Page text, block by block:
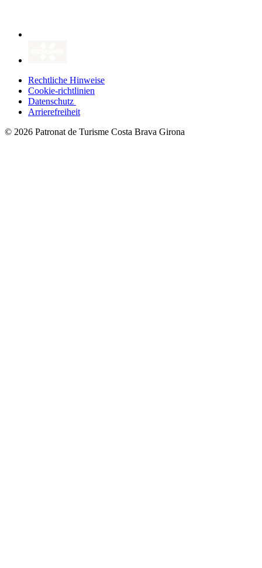
Rechtliche Hinweise
Cookie-richtlinien
Datenschutz
Arrierefreiheit
© 2026 Patronat de Turisme Costa Brava Girona